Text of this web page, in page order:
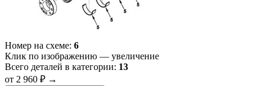
Номер на схеме: 6
Клик по изображению — увеличение
Всего деталей в категории: 13
от 2 960 ₽ →